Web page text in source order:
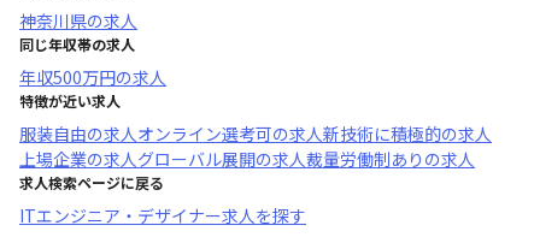
神奈川県の求人
同じ年収帯の求人
年収500万円の求人
特徴が近い求人
服装自由の求人オンライン選考可の求人新技術に積極的の求人
上場企業の求人グローバル展開の求人裁量労働制あり の求人
求人検索ページに戻る
ITエンジニア・デザイナー求人を探す